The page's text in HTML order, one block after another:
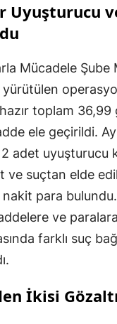
Uyuşturucu
Mücadele Şube
toplam 36,99
ele geçirildi.
adet uyuşturucu
ve suçtan elde
para
ve
farklı suç
İkisi